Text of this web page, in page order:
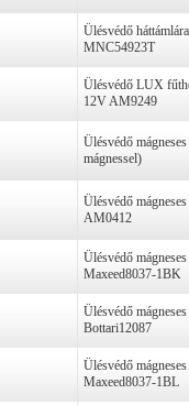
Ülésvédő
MNC54923T
Ülésvédő LUX
12V AM9249
Ülésvédő
mágnessel)
Ülésvédő
AM0412
Ülésvédő
Maxeed8037-1BK
Ülésvédő
Bottari12087
Ülésvédő
Maxeed8037-1BL